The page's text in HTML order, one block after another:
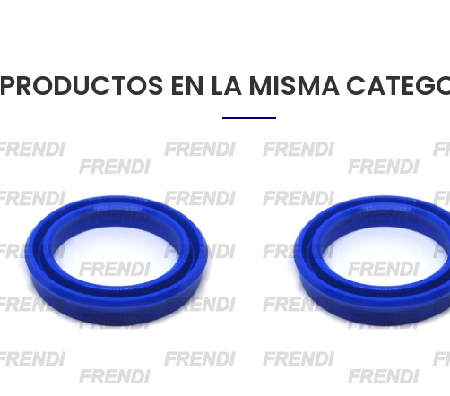
PRODUCTOS EN LA MISMA